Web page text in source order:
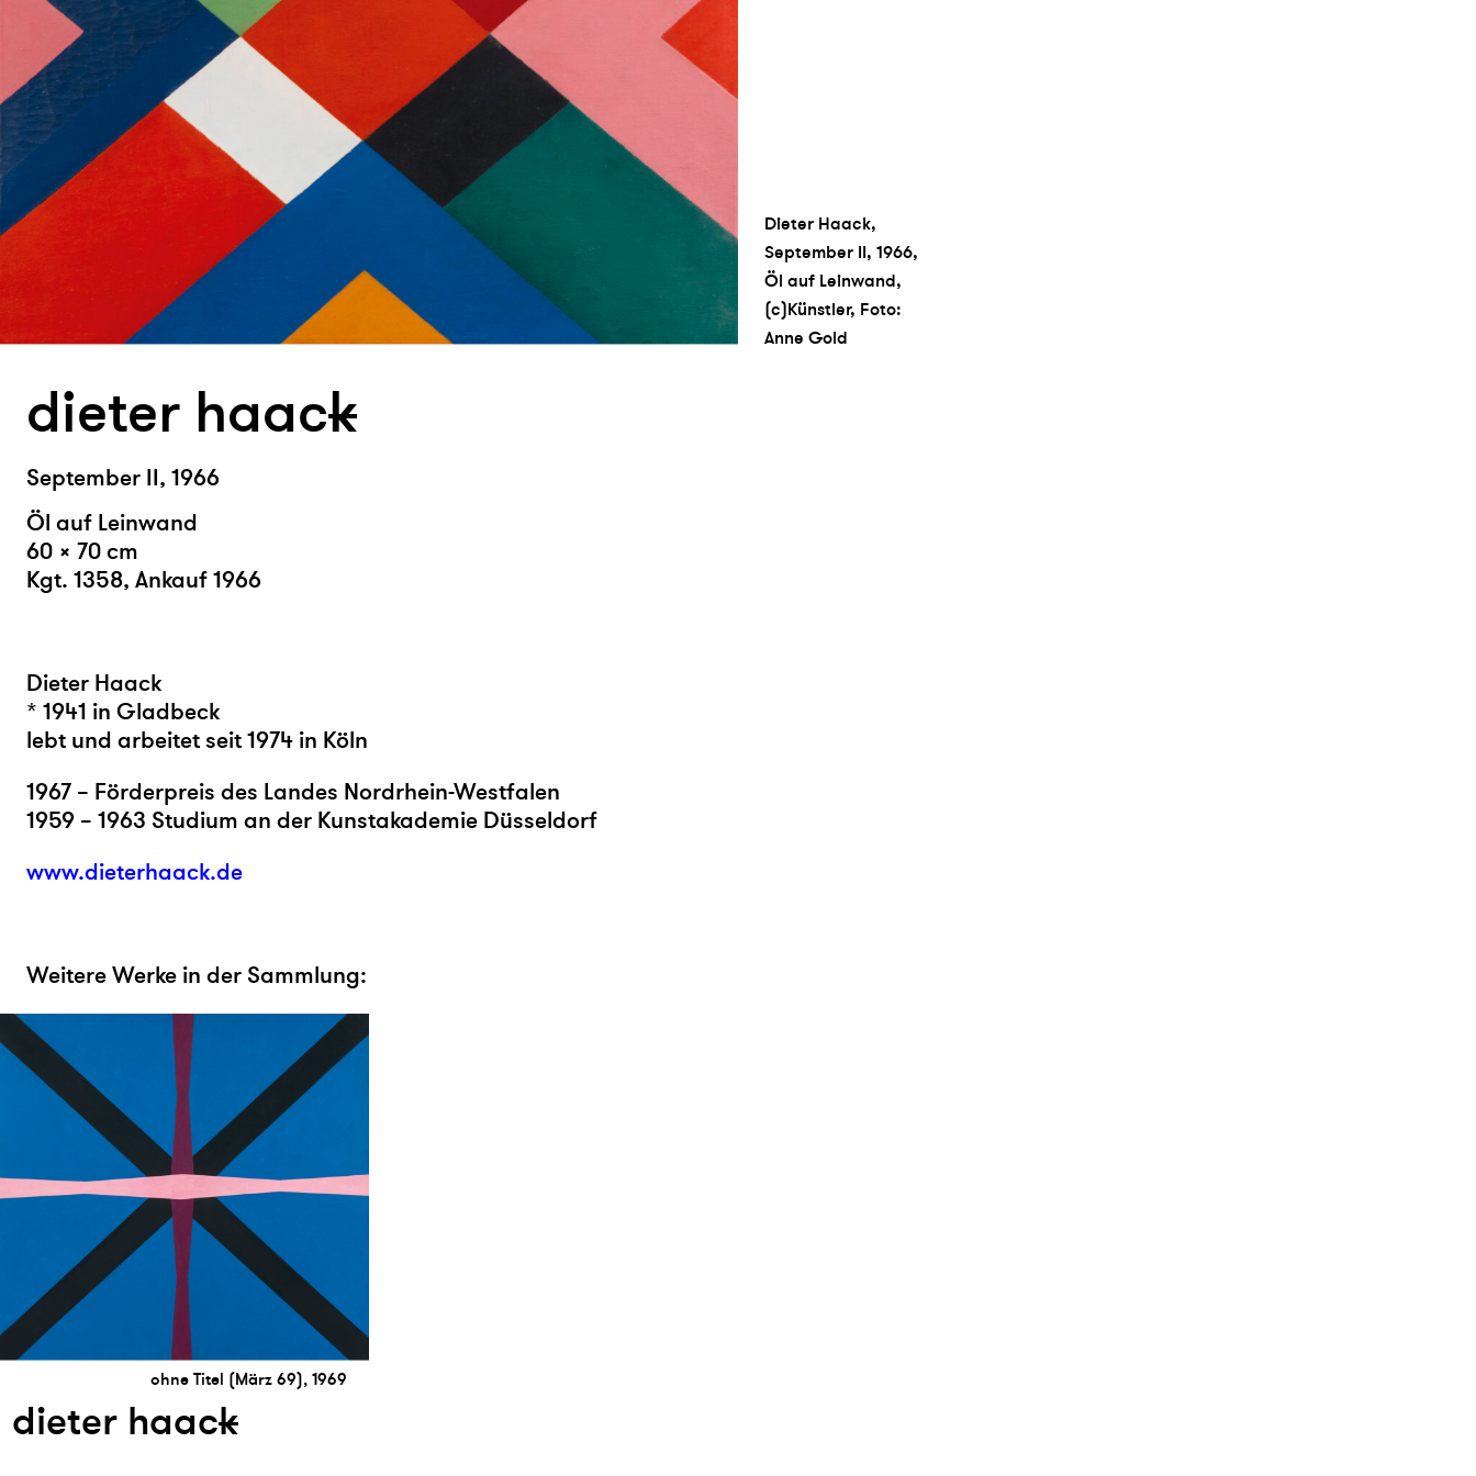
Dieter Haack,
September II, 1966,
Öl auf Leinwand,
(c)Künstler, Foto:
Anne Gold
dieter haack
September II, 1966
Öl auf Leinwand
60 × 70 cm
Kgt. 1358, Ankauf 1966
Dieter Haack
* 1941 in Gladbeck
lebt und arbeitet seit 1974 in Köln
1967 – Förderpreis des Landes Nordrhein-Westfalen
1959 – 1963 Studium an der Kunstakademie Düsseldorf
www.dieterhaack.de
Weitere Werke in der Sammlung:
ohne Titel (März 69), 1969
dieter haack